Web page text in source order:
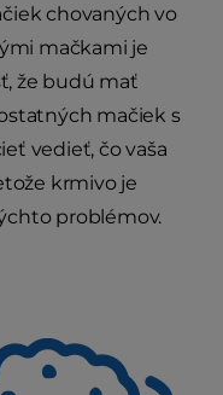
chovaných vo
mačkami je
že budú mať
mačiek s
vedieť, čo vaša
krmivo je
problémov.